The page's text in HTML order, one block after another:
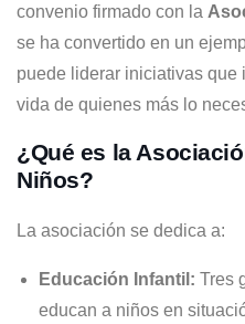
convenio firmado con la
se ha convertido en un
puede liderar iniciativas que
vida de quienes más lo
¿Qué es la
Niños?
La asociación se dedica a:
Educación Infantil: Tres
educan a niños en